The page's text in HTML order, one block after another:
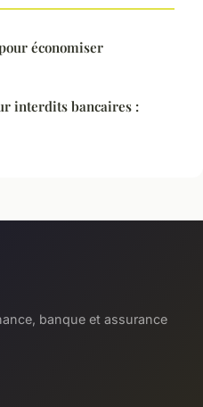
économiser
interdits bancaires :
banque et assurance